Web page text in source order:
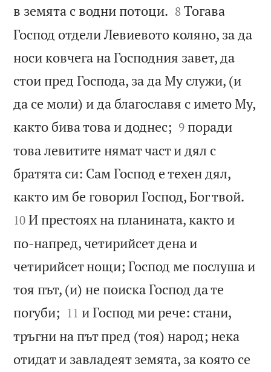
в земята с водни потоци. 

8 Тогава
Господ отдели Левиевото коляно, за да
носи ковчега на Господния завет, да
стои пред Господа, за да Му служи, (и
да се моли) и да благославя с името Му,
както бива това и доднес; 

9 поради
това левитите нямат част и дял с
братята си: Сам Господ е техен дял,
както им бе говорил Господ, Бог твой.
10 И престоях на планината, както и
по-напред, четирийсет дена и
четирийсет нощи; Господ ме послуша и
тоя път, (и) не поиска Господ да те
погуби; 

11 и Господ ми рече: стани,
тръгни на път пред (тоя) народ; нека
отидат и завладеят земята, за която се